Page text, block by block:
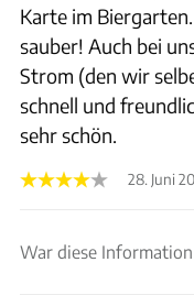
Karte im
sauber! Auch bei
Strom (den wir
schnell und
sehr schön.
28. Juni
War diese